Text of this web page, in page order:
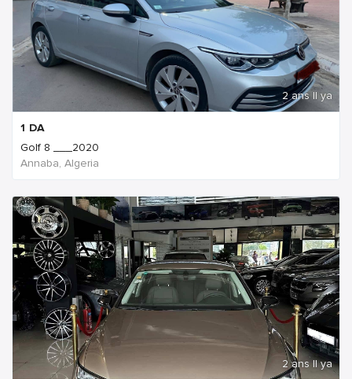
2 ans Il ya
1 DA
Golf 8 ___2020
Annaba, Algeria
2 ans Il ya